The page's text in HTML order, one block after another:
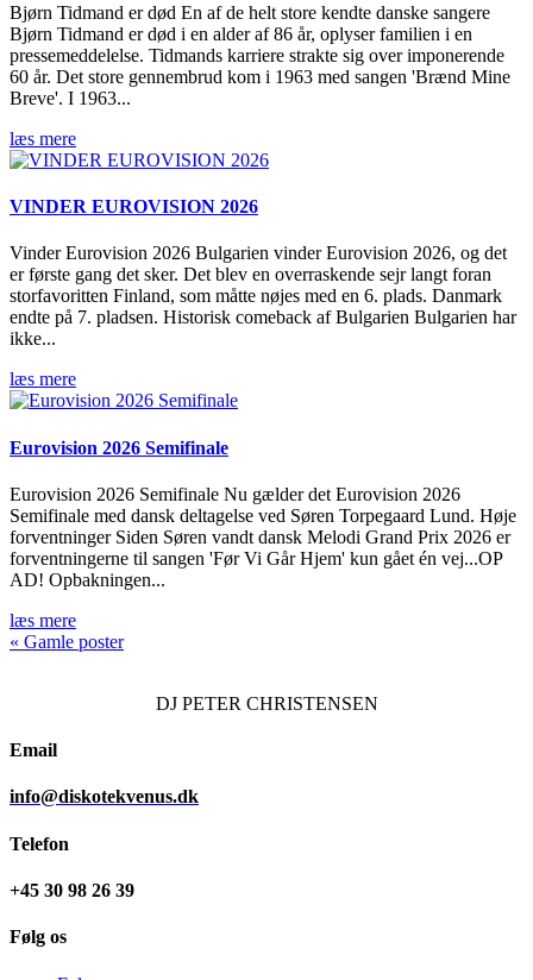
Bjørn Tidmand er død En af de helt store kendte danske sangere
Bjørn Tidmand er død i en alder af 86 år, oplyser familien i en
pressemeddelelse. Tidmands karriere strakte sig over imponerende
60 år. Det store gennembrud kom i 1963 med sangen 'Brænd Mine
Breve'. I 1963...
læs mere
VINDER EUROVISION 2026
Vinder Eurovision 2026 Bulgarien vinder Eurovision 2026, og det
er første gang det sker. Det blev en overraskende sejr langt foran
storfavoritten Finland, som måtte nøjes med en 6. plads. Danmark
endte på 7. pladsen. Historisk comeback af Bulgarien Bulgarien har
ikke...
læs mere
Eurovision 2026 Semifinale
Eurovision 2026 Semifinale Nu gælder det Eurovision 2026
Semifinale med dansk deltagelse ved Søren Torpegaard Lund. Høje
forventninger Siden Søren vandt dansk Melodi Grand Prix 2026 er
forventningerne til sangen 'Før Vi Går Hjem' kun gået én vej...OP
AD! Opbakningen...
læs mere
« Gamle poster
DJPETER CHRISTENSEN
Email
info@diskotekvenus.dk
Telefon
+45 30 98 26 39
Følg os